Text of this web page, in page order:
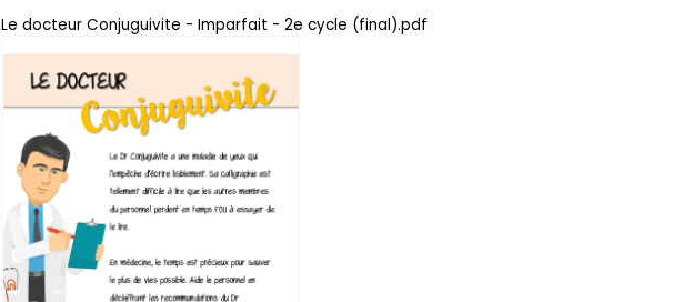
Le docteur Conjuguivite - Imparfait - 2e cycle (final).pdf